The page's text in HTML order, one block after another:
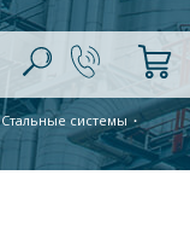
Стальные системы ∙